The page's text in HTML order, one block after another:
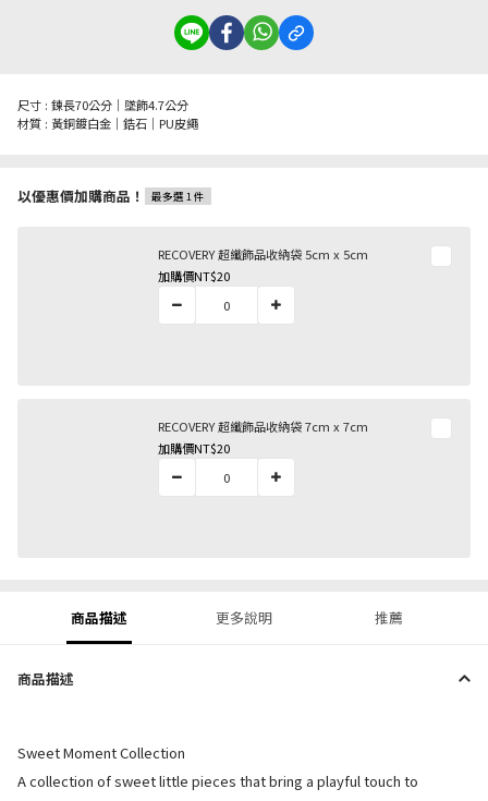
尺寸 : 鍊長70公分｜墜飾4.7公分
材質 : 黃銅鍍白金｜鋯石｜PU皮繩
以優惠價加購商品！ 最多選 1 件
RECOVERY 超纖飾品收納袋 5cm x 5cm
加購價NT$20
RECOVERY 超纖飾品收納袋 7cm x 7cm
加購價NT$20
商品描述 更多說明 推薦
商品描述
Sweet Moment Collection
A collection of sweet little pieces that bring a playful touch to